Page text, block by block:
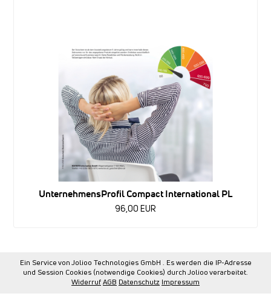
UnternehmensProfil Compact International PL
96,00 EUR
Ein Service von Jolioo Technologies GmbH . Es werden die IP-Adresse
und Session Cookies (notwendige Cookies) durch Jolioo verarbeitet.
Widerruf AGB Datenschutz Impressum